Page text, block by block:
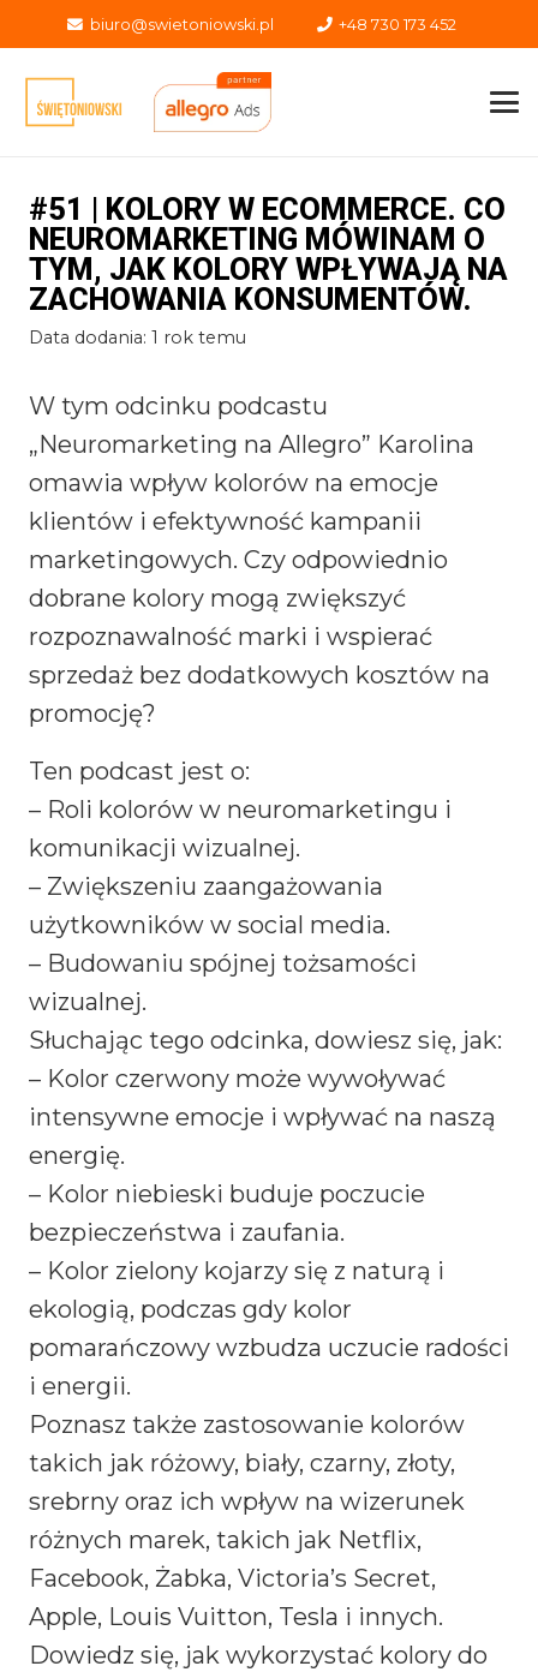
biuro@swietoniowski.pl +48 730 173 452
#51 | KOLORY W ECOMMERCE. CO
NEUROMARKETING MÓWINAM O
TYM, JAK KOLORY WPŁYWAJĄ NA
ZACHOWANIA KONSUMENTÓW.
Data dodania: 1 rok temu
W tym odcinku podcastu
„Neuromarketing na Allegro” Karolina
omawia wpływ kolorów na emocje
klientów i efektywność kampanii
marketingowych. Czy odpowiednio
dobrane kolory mogą zwiększyć
rozpoznawalność marki i wspierać
sprzedaż bez dodatkowych kosztów na
promocję?
Ten podcast jest o:
– Roli kolorów w neuromarketingu i
komunikacji wizualnej.
– Zwiększeniu zaangażowania
użytkowników w social media.
– Budowaniu spójnej tożsamości
wizualnej.
Słuchając tego odcinka, dowiesz się, jak:
– Kolor czerwony może wywoływać
intensywne emocje i wpływać na naszą
energię.
– Kolor niebieski buduje poczucie
bezpieczeństwa i zaufania.
– Kolor zielony kojarzy się z naturą i
ekologią, podczas gdy kolor
pomarańczowy wzbudza uczucie radości
i energii.
Poznasz także zastosowanie kolorów
takich jak różowy, biały, czarny, złoty,
srebrny oraz ich wpływ na wizerunek
różnych marek, takich jak Netflix,
Facebook, Żabka, Victoria’s Secret,
Apple, Louis Vuitton, Tesla i innych.
Dowiedz się, jak wykorzystać kolory do